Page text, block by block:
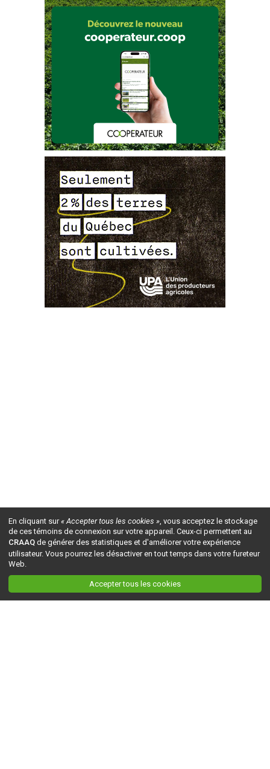
En cliquant sur« Accepter tous les cookies », vous acceptez le stockage
de ces témoins de connexion sur votre appareil. Ceux-ci permettent au
CRAAQ de générer des statistiques et d'améliorer votre expérience
utilisateur. Vous pourrez les désactiver en tout temps dans votre fureteur
Web.
Accepter tous les cookies